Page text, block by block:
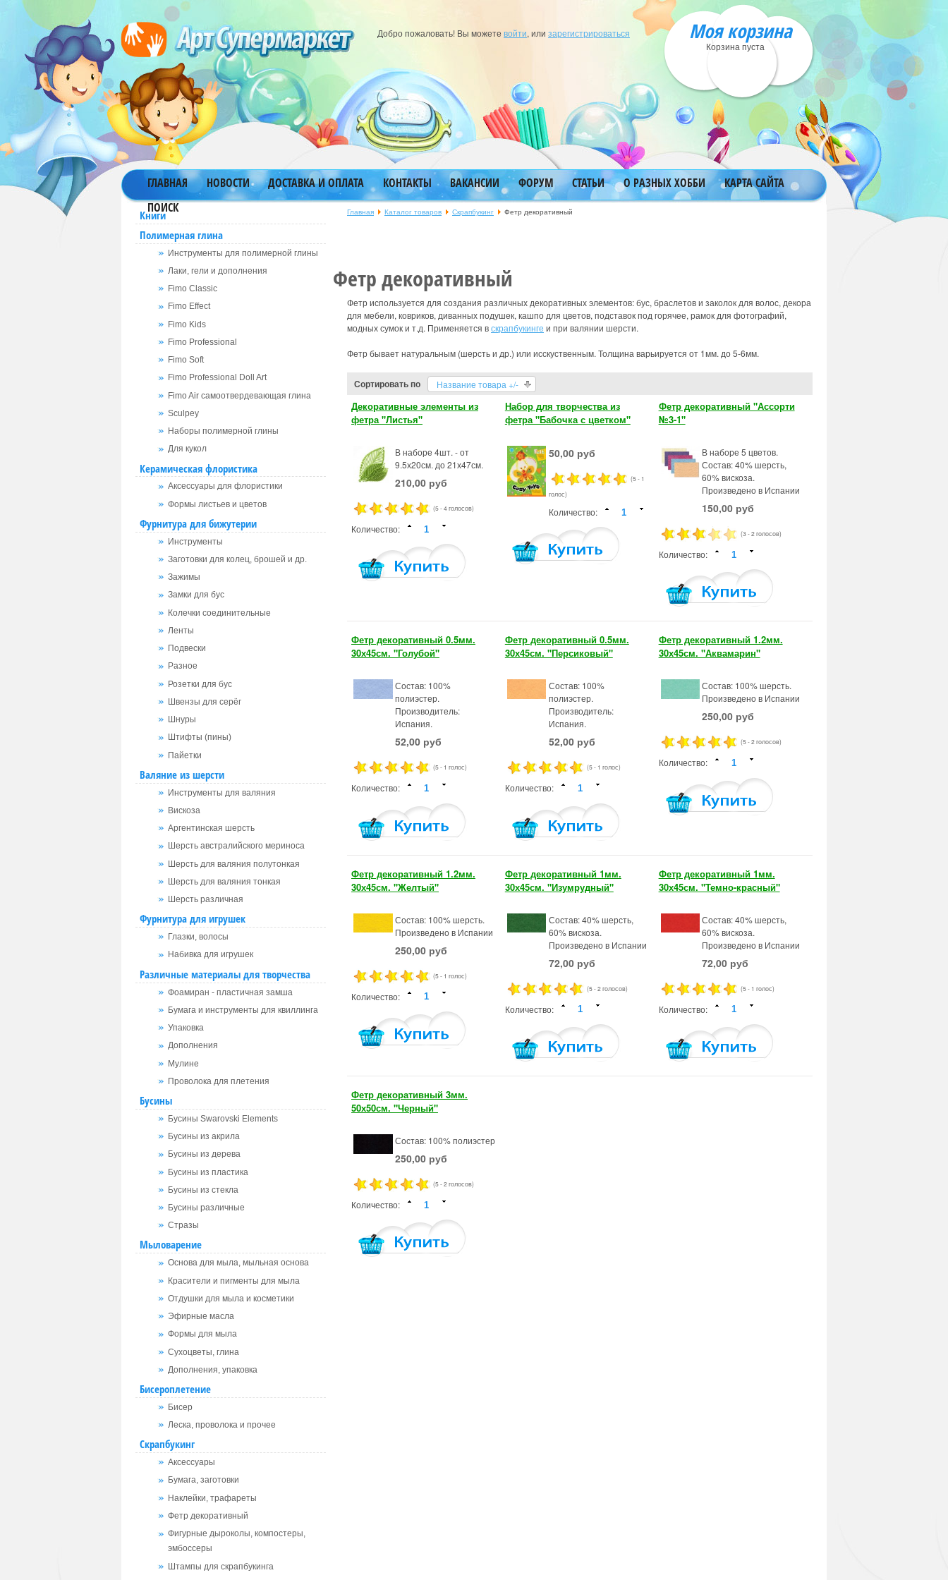
Добро пожаловать! Вы можете войти, или зарегистрироваться Моя корзина
Корзина пуста
ГЛАВНАЯ НОВОСТИ ДОСТАВКА И ОПЛАТА КОНТАКТЫ ВАКАНСИИ ФОРУМ СТАТЬИ О РАЗНЫХ ХОББИ
КАРТА САЙТА
ПОИСК
Книги
Полимерная глина
Инструменты для полимерной глины
Лаки, гели и дополнения
Fimo Classic
Fimo Effect
Fimo Kids
Fimo Professional
Fimo Soft
Fimo Professional Doll Art
Fimo Air самоотвердевающая глина
Sculpey
Наборы полимерной глины
Для кукол
Керамическая флористика
Аксессуары для флористики
Формы листьев и цветов
Фурнитура для бижутерии
Инструменты
Заготовки для колец, брошей и др.
Зажимы
Замки для бус
Колечки соединительные
Ленты
Подвески
Разное
Розетки для бус
Швензы для серёг
Шнуры
Штифты (пины)
Пайетки
Валяние из шерсти
Инструменты для валяния
Вискоза
Аргентинская шерсть
Шерсть австралийского мериноса
Шерсть для валяния полутонкая
Шерсть для валяния тонкая
Шерсть различная
Фурнитура для игрушек
Глазки, волосы
Набивка для игрушек
Различные материалы для творчества
Фоамиран - пластичная замша
Бумага и инструменты для квиллинга
Упаковка
Дополнения
Мулине
Проволока для плетения
Бусины
Бусины Swarovski Elements
Бусины из акрила
Бусины из дерева
Бусины из пластика
Бусины из стекла
Бусины различные
Стразы
Мыловарение
Основа для мыла, мыльная основа
Красители и пигменты для мыла
Отдушки для мыла и косметики
Эфирные масла
Формы для мыла
Сухоцветы, глина
Дополнения, упаковка
Бисероплетение
Бисер
Леска, проволока и прочее
Скрапбукинг
Аксессуары
Бумага, заготовки
Наклейки, трафареты
Фетр декоративный
Фигурные дыроколы, компостеры,
эмбоссеры
Штампы для скрапбукинга
Главная Каталог товаров Скрапбукинг Фетр декоративный
Фетр декоративный
Фетр используется для создания различных декоративных элементов: бус, браслетов и заколок для волос, декора
для мебели, ковриков, диванных подушек, кашпо для цветов, подставок под горячее, рамок для фотографий,
модных сумок и т.д. Применяется вскрапбукинге и при валянии шерсти.
Фетр бывает натуральным (шерсть и др.) или исскуственным. Толщина варьируется от 1мм. до 5-6мм.
Сортировать по Название товара +/-
Декоративные элементы из
фетра "Листья"
В наборе 4шт. - от
9.5х20см. до 21х47см.
210,00 руб
(5 - 4 голосов)
Количество:
Набор для творчества из
фетра "Бабочка с цветком"
50,00 руб
(5 - 1
голос)
Количество:
Фетр декоративный "Ассорти
№3-1"
В наборе 5 цветов.
Состав: 40% шерсть,
60% вискоза.
Произведено в Испании
150,00 руб
(3 - 2 голосов)
Количество:
Фетр декоративный 0.5мм.
30х45см. "Голубой"
Состав: 100%
полиэстер.
Производитель:
Испания.
52,00 руб
(5 - 1 голос)
Количество:
Фетр декоративный 0.5мм.
30х45см. "Персиковый"
Состав: 100%
полиэстер.
Производитель:
Испания.
52,00 руб
(5 - 1 голос)
Количество:
Фетр декоративный 1.2мм.
30х45см. "Аквамарин"
Состав: 100% шерсть.
Произведено в Испании
250,00 руб
(5 - 2 голосов)
Количество:
Фетр декоративный 1.2мм.
30х45см. "Желтый"
Состав: 100% шерсть.
Произведено в Испании
250,00 руб
(5 - 1 голос)
Количество:
Фетр декоративный 1мм.
30х45см. "Изумрудный"
Состав: 40% шерсть,
60% вискоза.
Произведено в Испании
72,00 руб
(5 - 2 голосов)
Количество:
Фетр декоративный 1мм.
30х45см. "Темно-красный"
Состав: 40% шерсть,
60% вискоза.
Произведено в Испании
72,00 руб
(5 - 1 голос)
Количество:
Фетр декоративный 3мм.
50х50см. "Черный"
Состав: 100% полиэстер
250,00 руб
(5 - 2 голосов)
Количество: